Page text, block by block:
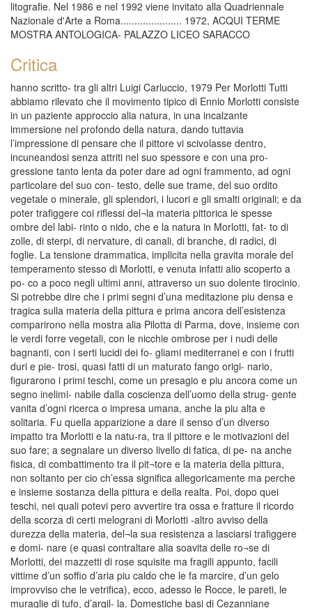
litografie. Nel 1986 e nel 1992 viene invitato alla Quadriennale
Nazionale d'Arte a Roma...................... 1972, ACQUI TERME
MOSTRA ANTOLOGICA- PALAZZO LICEO SARACCO
Critica
hanno scritto- tra gli altri Luigi Carluccio, 1979 Per Morlotti Tutti abbiamo rilevato che il movimento tipico di Ennio Morlotti consiste in un paziente approccio alia natura, in una incalzante immersione nel profondo della natura, dando tuttavia l’impressione di pensare che il pittore vi scivolasse dentro, incuneandosi senza attriti nel suo spessore e con una pro- gressione tanto lenta da poter dare ad ogni frammento, ad ogni particolare del suo con- testo, delle sue trame, del suo ordito vegetale o minerale, gli splendori, i lucori e gli smalti originali; e da poter trafiggere coi riflessi del¬la materia pittorica le spesse ombre del labi- rinto o nido, che e la natura in Morlotti, fat- to di zolle, di sterpi, di nervature, di canali, di branche, di radici, di foglie. La tensione drammatica, implicita nella gravita morale del temperamento stesso di Morlotti, e venuta infatti alio scoperto a po- co a poco negli ultimi anni, attraverso un suo dolente tirocinio. Si potrebbe dire che i primi segni d’una meditazione piu densa e tragica sulla materia della pittura e prima ancora dell’esistenza comparirono nella mostra alia Pilotta di Parma, dove, insieme con le verdi forre vegetali, con le nicchie ombrose per i nudi delle bagnanti, con i serti lucidi dei fo- gliami mediterranei e con i frutti duri e pie- trosi, quasi fatti di un maturato fango origi- nario, figurarono i primi teschi, come un presagio e piu ancora come un segno inelimi- nabile dalla coscienza dell’uomo della strug- gente vanita d’ogni ricerca o impresa umana, anche la piu alta e solitaria. Fu quella apparizione a dare il senso d’un diverso impatto tra Morlotti e la natu-ra, tra il pittore e le motivazioni del suo fare; a segnalare un diverso livello di fatica, di pe- na anche fisica, di combattimento tra il pit¬tore e la materia della pittura, non soltanto per cio ch’essa significa allegoricamente ma perche e insieme sostanza della pittura e della realta. Poi, dopo quei teschi, nei quali potevi pero avvertire tra ossa e fratture il ricordo della scorza di certi melograni di Morlotti -altro avviso della durezza della materia, del¬la sua resistenza a lasciarsi trafiggere e domi- nare (e quasi contraltare alia soavita delle ro¬se di Morlotti, dei mazzetti di rose squisite ma fragili appunto, facili vittime d’un soffio d’aria piu caldo che le fa marcire, d’un gelo improvviso che le vetrifica), ecco, adesso le Rocce, le pareti, le muraglie di tufo, d’argil- la. Domestiche basi di Cezanniane montagne Santa Vittoria, teneri echi di non lontane Provenze; ma pur sempre varianti del mede- simo paesaggio, anzi paese come “paese dell’anima”, che assilla lo spirito del pittore, dal tempo delle alte rive dell’Adda a Imber- sago, alzate sopra la fatica delle lavandaie di fiume e sopra i loro stessi riflessi. Ecco, voglio dire, accanto alle carnose magnolie dalle foglie di metallo, accanto ai nudi monoliti, a modificare il senso della du¬rezza e della compattezza gia figurate dalle siepi fitte delle agavi e dei fichi d’india, delle frementi barriere dei limoni di riviera e degli ulivi, queste argille calde, nelle quali, con un rintocco piu sonoro si ritrova l’accento posto una volta da Arcangeli, premessa d’ogni al¬tro senso drammatico, sul taglio basso degli orizzonti di Morlotti; basso come appunto Porizzonte di Courbet nel seppellimento a Oman, ma attraverso Pimpatto con una ma¬teria pittorica che esprime tutta la sua quan¬tity e tutto il suo peso e mette alio scoperto le sue fibre, avverti anche le difficolta di un’im- presa che in Morlotti cogli sul vivo, e che per se stessa rende drammatica, ma anche eroi- ca, cioe esaltante, la volonta di fare a tutti i costi pittura ed a tutti i costi farla secondo quei moti spontanei che esprimono la neces- sarieta, la ineluttabilita del fare. Volonta, cioe quel “duro desiderio di durare” che ha detto una volta Elouard, e che e la stigmate dei grandi, degli autentici artisti. Repetto e Massucco, 1993 II ricordo di un'amicizia Ogni volta che abbiamo l'occasione di sostare di fronte a un dip into o a un disegno di Ennio Morlotti -un grande amico da poco scomparso, e un prezioso consigliere, fin dagli anni sessanta, della nostra attivita culturale-, e sempre un nuovo tremore che si moltiplica nella commozione delle nostre coscienze. Quelle tele ordite con un impasto voluminoso di materia e di colore, quei fogli bianchi forgiati con un impetuoso ed elegante tratto, tra natura e figura, quei Paesaggi madidi di una ricchezza infinita, dove la lucidita della visione si sfa in un organico moltiplicarsi di pigmenti; quei Nudi rosa che si stagliano orgogliosi sopra l'azzurro accecante del cielo, o quelle Rocce solenni, marroni e rosse, grigie e viola, in cui la vorticosita immobile della materia si salda vigorosamente in primo piano, rinnovano sempre in noi quel fascino, quella commozione, quella divina paura di fronte alia natura che per un eccesso di civilta e di tecnologismo in parte abbiamo smarrito. Morlotti amava la natura, o meglio il sentimento cosmico della natura, con una tensione estrema; e, fin dai suoi primi anni - dopo quel primo viaggio a Parigi, nel 1937, dove approfondi gli Impressionisti e Cezanne, Corot e Coubert - i suoi dipinti, e i suoi album di disegni, hanno indagato instancabilmente tutto quello che si identifica con l'universo naturalistico. In altri viaggi, in alcuni dei quali abbiamo avuto l'indimenticabile fortuna di essere suoi vicini compagni, Morlotti amava sostare tra i vegetali pietrosi dell'architettura romanica, tra le linee immobili di queste umili abbazie, tra i portali smaltati delle loro bianche e ruvide sculture, tra i capitelli illuminati dalla terra e dal vento. Tra queste ombre, piu vicine ai riflessi liberi ed organici della natura, egli probabilmente si sentiva felice, ed era sicuramente qui che il suo spirito pazientemente si rigenerava. Cosi, a partire dai suoi primi Paesaggi degli anni'40, intorno alle campagne lombarde di Lecco, fracide di luce, fino alle estreme tensioni cromatiche dei bagliori di Bordighera, la sua pittura e stata ed e uno scandagliare ininterrotto e gioiosamente disperato nell'organicita della terra, nella concretezza delle forme, un1 introspezione acuta nella vibrazione della luce, un'identificarsi diretto con il respiro della vita. Quando nel 1969, per la prima volta nella nostra Galleria, organizzammo una sua mostra - e tre anni dopo l'ampia antologica al Liceo Saracco - si riconfermava sempre piu vivo il nostro entusiasmo, e il caloroso sodalizio della nostra profonda amicizia. Si riconfermava altresi, per la meraviglia dei nostri sguardi, e grazie al contatto quasi mensile alia fucina del suo religioso studio, l'intensita unica della sua pittura, l'originalita iconografica della sua alta ispirazione, e la certezza irremovibile di poter collaborate, e soprattutto di poter essere testimoni, di un cosi formidabile pittore. Poi, durante gli anni settanta e ottanta, la gioia di poterlo accompagnare alle importanti vernici delle sue personali esposizioni, le prime organizzate dalla Marlborough a Londra, a New York, e a Zurigo, suggello ogni nostro futuro ed intenso sodalizio. Una volta un grande poeta tedesco, che Morlotti ci confesso di amare, aveva detto: "Per colui che si sforza di dare espressione alia propria interiorita l'arte non e qualcosa che attenga alle scienze umane, bensi qualcosa di fisico come l'impronta digitale. "Cosi, anche per questo grande maestro lombardo, l'arte non era altro che il moltiplicare vorticoso di immagini, di forme, di colori, ma nelle sue tele fissate e scandagliate saldamente in una profondita assoluta insieme materica e luminosa. Con una intelligenza lucidissima e spesso silenziosa, egli sapeva, e qualche volta ci insegnava, che la razionalita speculativa o la fredda scienza spesso si contraddicono; e che il vigore di un ramo, il fremito di un fiore, la luce di un corpo, o il silenzio di una pietra, valgono molto di piu che un complesso ragionamento o astratto sillogismo. Tutto per lui era sentimento interiore, tremito dell'anima, emozione pura che si riverberava soltanto in quelle pareti infuocate dei suoi intensissimi quadri. Come De Stael, Morlotti ha voluto abbracciare con la sua arte un percorso amplissimo, intorno alle forme della natura; ha voluto moltiplicare, per la gioia dei nostri occhi, il mistero fascinoso dei frutti della terra: il verde dei cactus sull'effigie del cielo, il virgulto dell'ulivo sfregiato dal viola, la linfa di un ramo; la mobilita rossa di un piccolo lago, il giallo del girasole riposante sull'immagine della propria immagine, o il calore roseo di un corpo femminile. Per merito della sua amicizia, e grazie soprattutto al fascino della sua ricca pittura, 1'opera di Morlotti continuera cosi a colloquiare con la nostra citta, e con la meraviglia commossa dei nostri fedeli cuori, fino a distinguersi come uno dei piu grandi artisti di questo contraddittorio secolo. Nico Orengo, 2004 A cercare strade e sentieri C’era un ritratto di Morlotti, nella prima stesura dell 'Angelo di Avrigue, in cui Fran-cesco Biamonti faceva dialogare il protagonista con il pittore. Stava, Gregorio, se- duto su una roccia mentre en plein air Morlotti dipingeva quelle rocce secche e lu- minose che si vedono nell’entroterra dell’ultimo Ponente, fra Seborga, San Biagio, Ciotti. Era, nel ricordo, un dialogo “fuori luogo”, troppo dentro il far pittura, come se, su quella pagina, Biamonti si fosse sostituito al suo personaggio e avesse ripreso con l’amico un discorso lasciato in sospeso in una trattoria a Soldano, o in un caffe, sul- la piazza della Stazione a Bordighera. Consigliai Francesco di tagliare la scena, di ridurla per lo meno. Sapevo che sarebbe stata fatica e dolore, era da anni - mi raccontarono poi alcuni suoi amici - che il Poeta, come affettuosamente lo chiamavano, girava con quel suo manoscritto sotto- braccio, una cartellina rossa, fra Bordighera e Ventimiglia. Biamonti riemerse dal suo personaggio, asciug